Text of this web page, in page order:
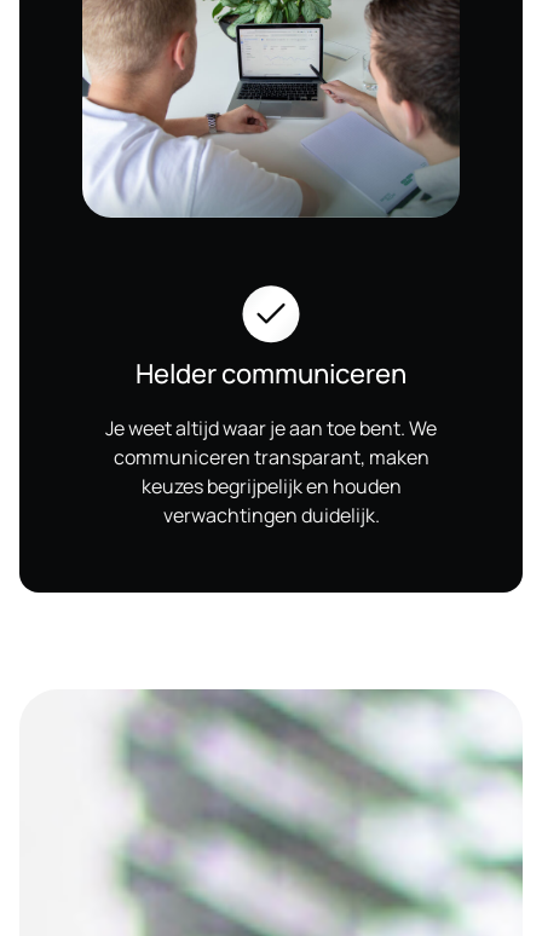
Helder communiceren
Je weet altijd waar je aan toe bent. We
communiceren transparant, maken
keuzes begrijpelijk en houden
verwachtingen duidelijk.